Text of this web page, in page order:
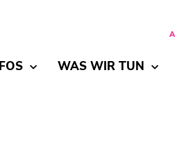
A
WAS WIR TUN